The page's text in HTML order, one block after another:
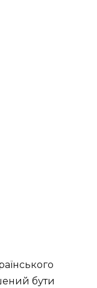
бути